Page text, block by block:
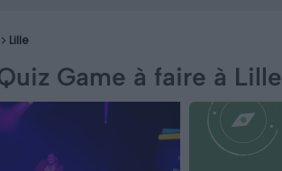
Lille
Game à faire à Lille